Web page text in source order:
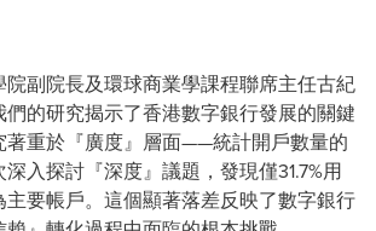
副院長及環球商業學課程聯席主任古紀
的研究揭示了香港數字銀行發展的關鍵
著重於『廣度』層面——統計開戶數量的
入探討『深度』議題，發現僅31.7%用
要帳戶。這個顯著落差反映了數字銀行